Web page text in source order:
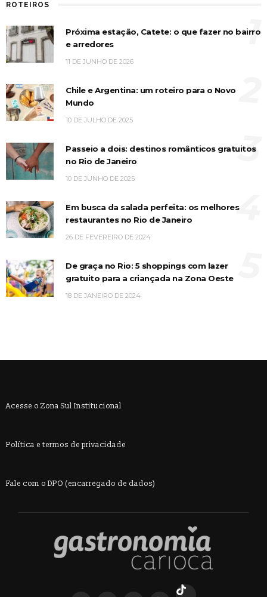
ROTEIROS
Próxima estação, Catete: o que fazer no bairro
e arredores
11 DE JUNHO DE 2026
1
Chile e Argentina: um roteiro para o Novo
Mundo
10 DE JULHO DE 2025
Passeio a dois: destinos românticos gratuitos
no Rio de Janeiro
10 DE JUNHO DE 2025
3
Em busca da salada perfeita: os melhores
restaurantes no Rio de Janeiro
26 DE FEVEREIRO DE 2024
4
De graça no Rio: 5 shoppings com lazer
gratuito para a criançada na Zona Oeste
18 DE JANEIRO DE 2024
Acesse o Zona Sul Institucional
Política e termos de privacidade
Fale com o DPO (encarregado de dados)